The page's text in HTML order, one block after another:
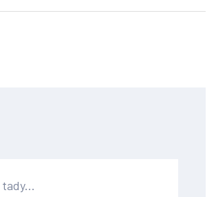
a pevnější. Se správnými tipy a